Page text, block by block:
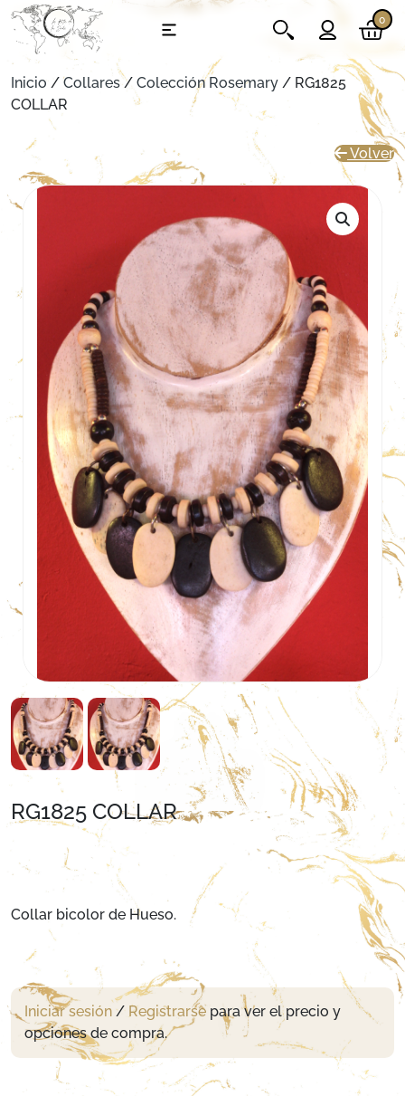
0
Inicio / Collares/ Colección Rosemary / RG1825
COLLAR
Volver
RG1825 COLLAR
Collar bicolor de Hueso.
Iniciar sesión / Registrarse para ver el precio y
opciones de compra.